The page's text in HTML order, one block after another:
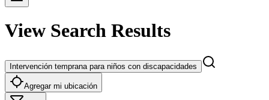
View Search Results
Intervención temprana para niños con discapacidades
Agregar mi ubicación